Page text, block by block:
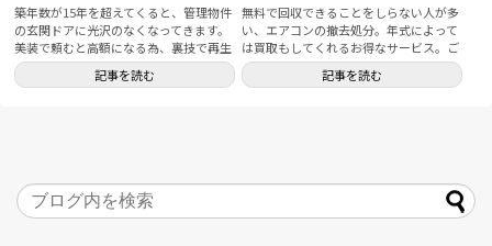
築年数が15年を超えてくると、管理物件
の玄関ドアに光沢のなくなってきます。
美装で頼むと高額になる為、裏技で再生
させます。当社の清掃...
記事を読む
無料で回収できることをしらない人が多
い、エアコンの撤去処分。年式によって
は買取もしてくれるお得なサービス。ご
存知でしたか？
記事を読む